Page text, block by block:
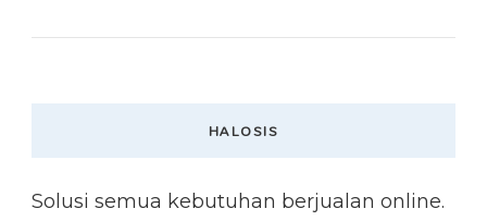
HALOSIS
Solusi semua kebutuhan berjualan online.